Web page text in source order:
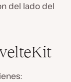
del lado del